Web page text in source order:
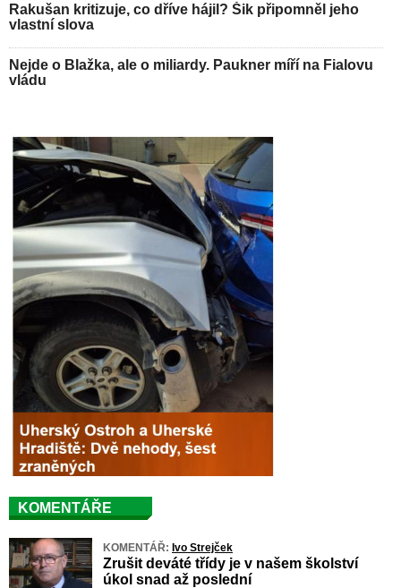
Rakušan kritizuje, co dříve hájil? Šik připomněl jeho
vlastní slova
Nejde o Blažka, ale o miliardy. Paukner míří na Fialovu
vládu
KOMENTÁŘE
KOMENTÁŘ: Ivo Strejček
Zrušit deváté třídy je v našem školství
úkol snad až poslední